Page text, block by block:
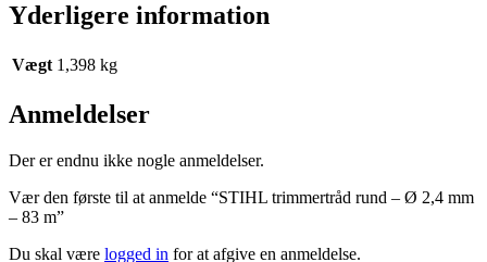
Yderligere information
Vægt 1,398 kg
Anmeldelser
Der er endnu ikke nogle anmeldelser.
Vær den første til at anmelde “STIHL trimmertråd rund – Ø 2,4 mm
– 83 m”
Du skal være logged in for at afgive en anmeldelse.